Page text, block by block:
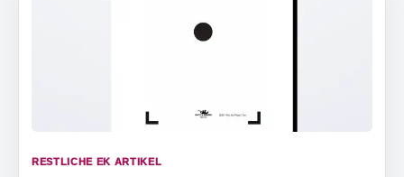
RESTLICHE EK ARTIKEL